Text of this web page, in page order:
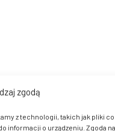
zgodą
z technologii, takich jak pliki
informacji o urządzeniu. Zgoda